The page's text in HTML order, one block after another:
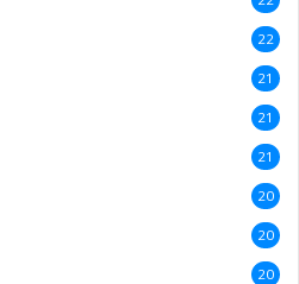
22
21
21
21
20
20
20